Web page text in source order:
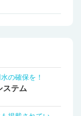
の確保を！
ステム